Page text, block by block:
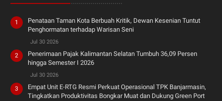
Penataan Taman Kota Berbuah Kritik, Dewan Kesenian Tuntut
Penghormatan terhadap Warisan Seni
Jul 30 2026
Penerimaan Pajak Kalimantan Selatan Tumbuh 36,09 Persen
hingga Semester I 2026
Jul 30 2026
Empat Unit E-RTG Resmi Perkuat Operasional TPK Banjarmasin,
Tingkatkan Produktivitas Bongkar Muat dan Dukung Green Port